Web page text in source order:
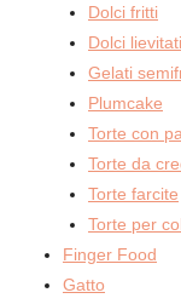
Dolci fritti
Dolci lievitati
Gelati
Plumcake
Torte con
Torte da
Torte farcite
Torte per
Finger Food
Gatto